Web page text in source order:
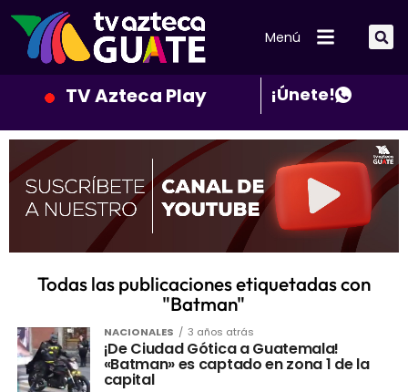
Menú
TV Azteca Play ¡Únete!
Todas las publicaciones etiquetadas con
"Batman"
NACIONALES 3 años atrás
¡De Ciudad Gótica a Guatemala!
«Batman» es captado en zona 1 de la
capital